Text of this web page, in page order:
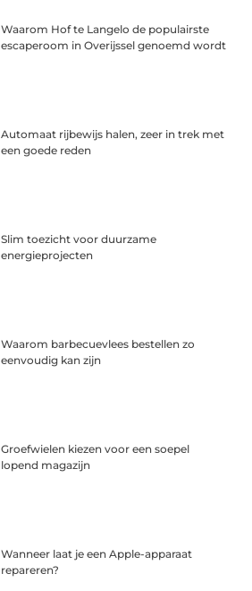
Waarom Hof te Langelo de populairste
escaperoom in Overijssel genoemd wordt
Automaat rijbewijs halen, zeer in trek met
een goede reden
Slim toezicht voor duurzame
energieprojecten
Waarom barbecuevlees bestellen zo
eenvoudig kan zijn
Groefwielen kiezen voor een soepel
lopend magazijn
Wanneer laat je een Apple-apparaat
repareren?